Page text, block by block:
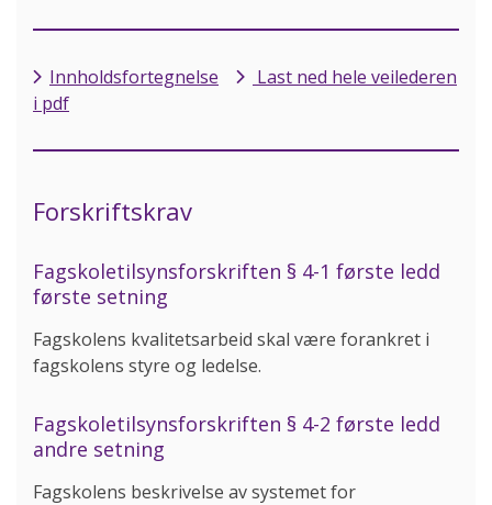
Innholdsfortegnelse
Last ned hele veilederen
i pdf
Forskriftskrav
Fagskoletilsynsforskriften § 4-1 første ledd
første setning
Fagskolens kvalitetsarbeid skal være forankret i
fagskolens styre og ledelse.
Fagskoletilsynsforskriften § 4-2 første ledd
andre setning
Fagskolens beskrivelse av systemet for